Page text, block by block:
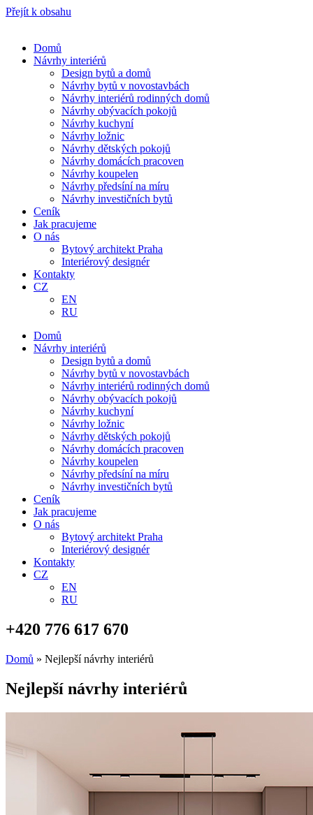
Přejít k obsahu
Domů
Návrhy interiérů
Design bytů a domů
Návrhy bytů v novostavbách
Návrhy interiérů rodinných domů
Návrhy obývacích pokojů
Návrhy kuchyní
Návrhy ložnic
Návrhy dětských pokojů
Návrhy domácích pracoven
Návrhy koupelen
Návrhy předsíní na míru
Návrhy investičních bytů
Ceník
Jak pracujeme
O nás
Bytový architekt Praha
Interiérový designér
Kontakty
CZ
EN
RU
Domů
Návrhy interiérů
Design bytů a domů
Návrhy bytů v novostavbách
Návrhy interiérů rodinných domů
Návrhy obývacích pokojů
Návrhy kuchyní
Návrhy ložnic
Návrhy dětských pokojů
Návrhy domácích pracoven
Návrhy koupelen
Návrhy předsíní na míru
Návrhy investičních bytů
Ceník
Jak pracujeme
O nás
Bytový architekt Praha
Interiérový designér
Kontakty
CZ
EN
RU
+420 776 617 670
Domů » Nejlepší návrhy interiérů
Nejlepší návrhy interiérů